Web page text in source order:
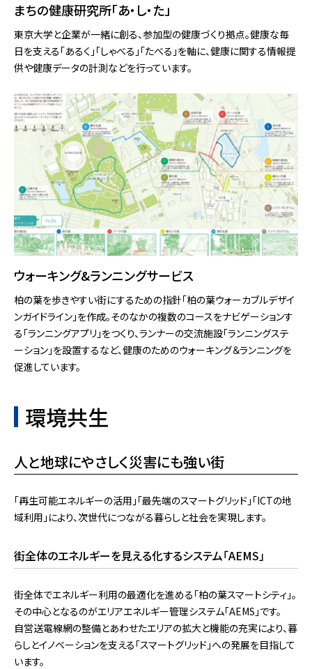
まちの健康研究所「あ・し・た」
東京⼤学と企業が⼀緒に創る、参加型の健康づくり拠点。健康な毎
⽇を⽀える「あるく」「しゃべる」「たべる」を軸に、健康に関する情報提
供や健康データの計測などを⾏っています。
ウォーキング&ランニングサービス
柏の葉を歩きやすい街にするための指針「柏の葉ウォーカブルデザイ
ンガイドライン」を作成。そのなかの複数のコースをナビゲーションす
る「ランニングアプリ」をつくり、ランナーの交流施設「ランニングステ
ーション」を設置するなど、健康のためのウォーキング＆ランニングを
促進しています。
環境共生
人と地球にやさしく災害にも強い街
「再生可能エネルギーの活用」「最先端のスマートグリッド」「ICTの地
域利用」により、次世代につながる暮らしと社会を実現します。
街全体のエネルギーを見える化するシステム「AEMS」
街全体でエネルギー利用の最適化を進める「柏の葉スマートシティ」。
その中心となるのがエリアエネルギー管理システム「AEMS」です。
自営送電線網の整備とあわせたエリアの拡大と機能の充実により、暮
らしとイノベーションを支える「スマートグリッド」への発展を目指して
います。